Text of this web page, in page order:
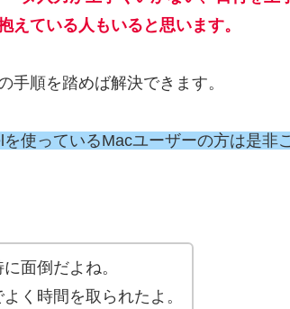
えている人もいると思います。
手順を踏めば解決できます。
使っているMacユーザーの方は是非
面倒だよね。
く時間を取られたよ。